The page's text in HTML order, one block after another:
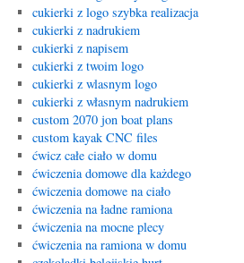
cukierki z logo szybka realizacja
cukierki z nadrukiem
cukierki z napisem
cukierki z twoim logo
cukierki z wlasnym logo
cukierki z własnym nadrukiem
custom 2070 jon boat plans
custom kayak CNC files
ćwicz całe ciało w domu
ćwiczenia domowe dla każdego
ćwiczenia domowe na ciało
ćwiczenia na ładne ramiona
ćwiczenia na mocne plecy
ćwiczenia na ramiona w domu